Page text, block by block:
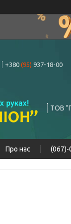
+380 (95) 937-18-00
ТОВ
Про нас